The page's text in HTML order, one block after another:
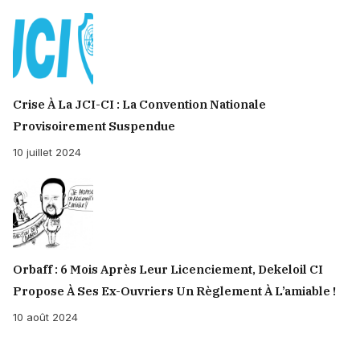
Crise À La JCI-CI : La Convention Nationale
Provisoirement Suspendue
10 juillet 2024
Orbaff : 6 Mois Après Leur Licenciement, Dekeloil CI
Propose À Ses Ex-Ouvriers Un Règlement À L’amiable !
10 août 2024